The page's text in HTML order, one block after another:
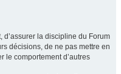
d’assurer la discipline du Forum
décisions, de ne pas mettre en
le comportement d’autres